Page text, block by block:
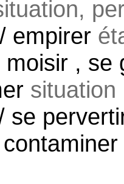
empirer
moisir , se
situation
se